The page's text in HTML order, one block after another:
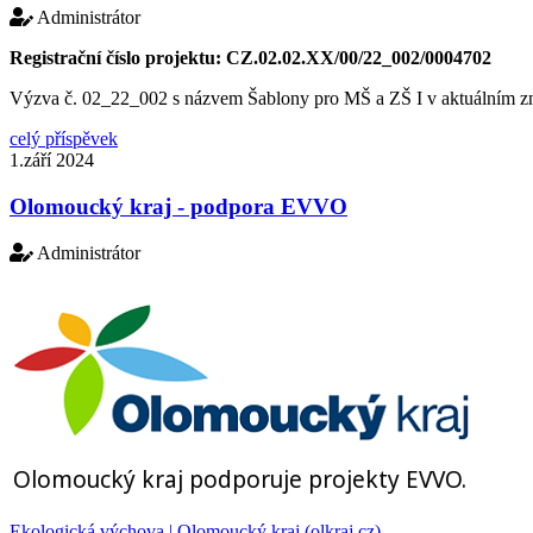
Administrátor
Registrační číslo projektu: CZ.02.02.XX/00/22_002/0004702
Výzva č. 02_22_002 s názvem Šablony pro MŠ a ZŠ I v aktuálním
celý příspěvek
1.září 2024
Olomoucký kraj - podpora EVVO
Administrátor